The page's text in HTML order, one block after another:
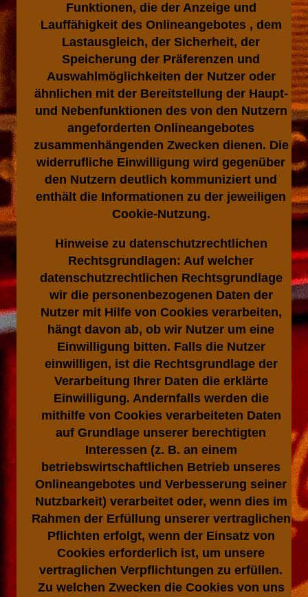
Funktionen, die der Anzeige und
Lauffähigkeit des Onlineangebotes , dem
Lastausgleich, der Sicherheit, der
Speicherung der Präferenzen und
Auswahlmöglichkeiten der Nutzer oder
ähnlichen mit der Bereitstellung der Haupt-
und Nebenfunktionen des von den Nutzern
angeforderten Onlineangebotes
zusammenhängenden Zwecken dienen. Die
widerrufliche Einwilligung wird gegenüber
den Nutzern deutlich kommuniziert und
enthält die Informationen zu der jeweiligen
Cookie-Nutzung.
Hinweise zu datenschutzrechtlichen
Rechtsgrundlagen: Auf welcher
datenschutzrechtlichen Rechtsgrundlage
wir die personenbezogenen Daten der
Nutzer mit Hilfe von Cookies verarbeiten,
hängt davon ab, ob wir Nutzer um eine
Einwilligung bitten. Falls die Nutzer
einwilligen, ist die Rechtsgrundlage der
Verarbeitung Ihrer Daten die erklärte
Einwilligung. Andernfalls werden die
mithilfe von Cookies verarbeiteten Daten
auf Grundlage unserer berechtigten
Interessen (z. B. an einem
betriebswirtschaftlichen Betrieb unseres
Onlineangebotes und Verbesserung seiner
Nutzbarkeit) verarbeitet oder, wenn dies im
Rahmen der Erfüllung unserer vertraglichen
Pflichten erfolgt, wenn der Einsatz von
Cookies erforderlich ist, um unsere
vertraglichen Verpflichtungen zu erfüllen.
Zu welchen Zwecken die Cookies von uns